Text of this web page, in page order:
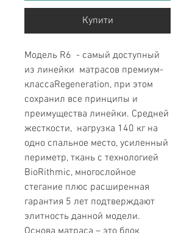
Купити
Модель R6 - самый доступный
из линейки матрасов премиум-
классаRegeneration, при этом
сохранил все принципы и
преимущества линейки. Средней
жесткости, нагрузка 140 кг на
одно спальное место, усиленный
периметр, ткань с технологией
BioRithmic, многослойное
стегание плюс расширенная
гарантия 5 лет подтверждают
элитность данной модели.